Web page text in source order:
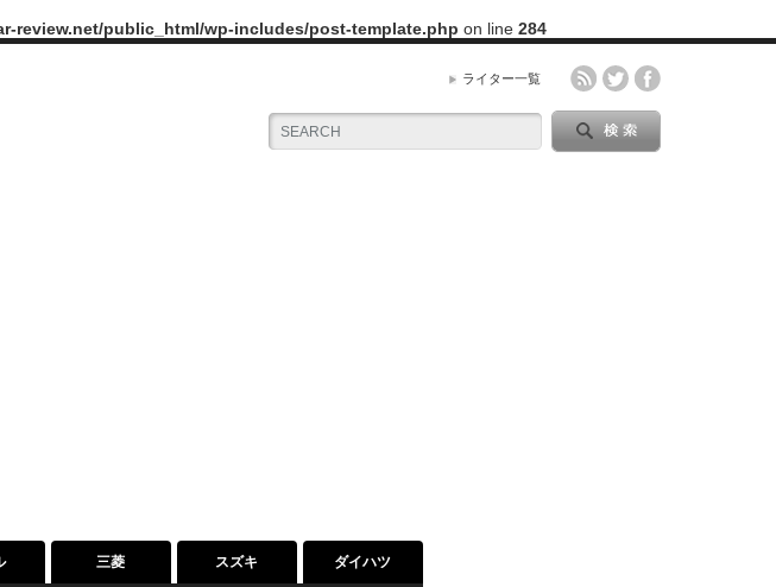
review.net/public_html/wp-includes/post-template.php on line 284
ライター一覧
三菱 スズキ ダイハツ